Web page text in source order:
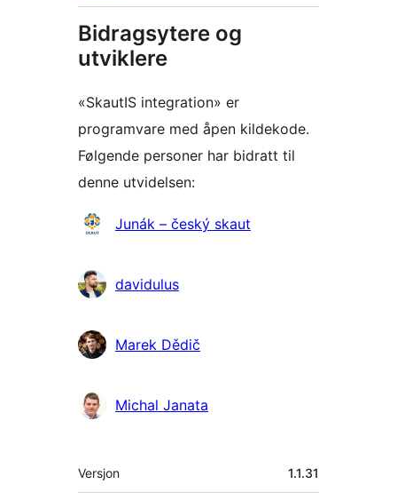
Bidragsytere og
utviklere
«SkautIS integration» er
programvare med åpen kildekode.
Følgende personer har bidratt til
denne utvidelsen:
Bidragsytere
Junák – český skaut
davidulus
Marek Dědič
Michal Janata
Meta
Versjon 1.1.31